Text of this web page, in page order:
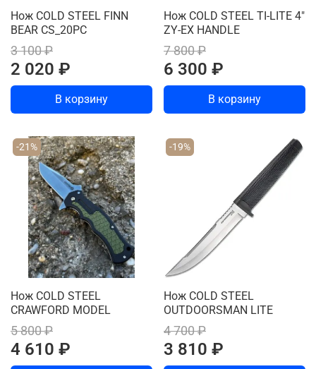
Нож COLD STEEL FINN
BEAR CS_20PC
3 100 ₽
2 020 ₽
В корзину
Нож COLD STEEL TI-LITE 4"
ZY-EX HANDLE
7 800 ₽
6 300 ₽
В корзину
-21%
Нож COLD STEEL
CRAWFORD MODEL
5 800 ₽
4 610 ₽
-19%
Нож COLD STEEL
OUTDOORSMAN LITE
4 700 ₽
3 810 ₽